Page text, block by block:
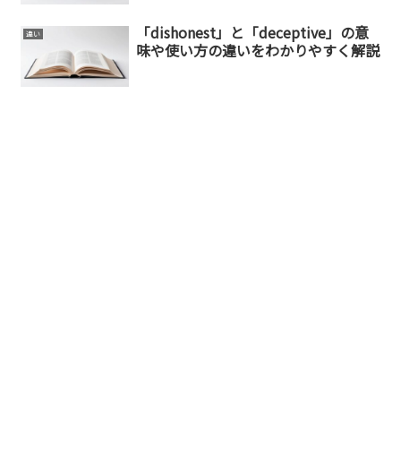
違い
「dishonest」と「deceptive」の意
味や使い方の違いをわかりやすく解説